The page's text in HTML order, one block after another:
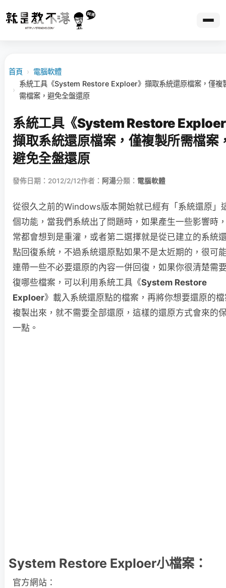
首頁 › 電腦軟體
›
系統工具《System Restore Exploer》擷取系統還原檔案，僅複
需檔案，避免全盤還原
系統工具《System Restore
擷取系統還原檔案，僅複製所需檔案
避免全盤還原
發佈日期：2012/2/12作者： 阿湯分類： 電腦軟體
從很久之前的Windows版本開始就已經有「系統還原」
個功能，當我們系統出了問題時，如果產生一些影響時
常都會想到是重灌，或者第二選擇就是從已建立的系統
點回復系統，不過系統還原點如果不是太近期的，很可
連帶一些不必要還原的內容一併回復，如果你很清楚需
復哪些檔案，可以利用系統工具《System Restore
Exploer》載入系統還原點的檔案，再將你想要還原的
複製出來，就不需要全部還原，這樣的還原方式會來的
一點。
System Restore Exploer小檔案：
官方網站：